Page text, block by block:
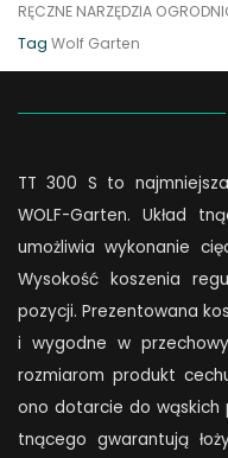
quantity
RĘCZNE NARZĘDZIA
Tag Wolf Garten
TT 300 S to
WOLF-Garten. Układ
umożliwia wykonanie
Wysokość koszenia
pozycji. Prezentowana
i wygodne w
rozmiarom produkt
ono dotarcie do wąskich
tnącego gwarantują